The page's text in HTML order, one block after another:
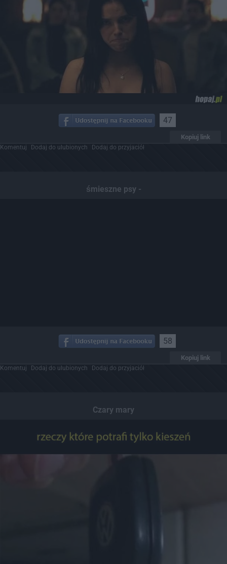
47
Kopiuj link
Komentuj Dodaj do ulubionych Dodaj do przyjaciół
śmieszne psy -
58
Kopiuj link
Komentuj Dodaj do ulubionych Dodaj do przyjaciół
Czary mary